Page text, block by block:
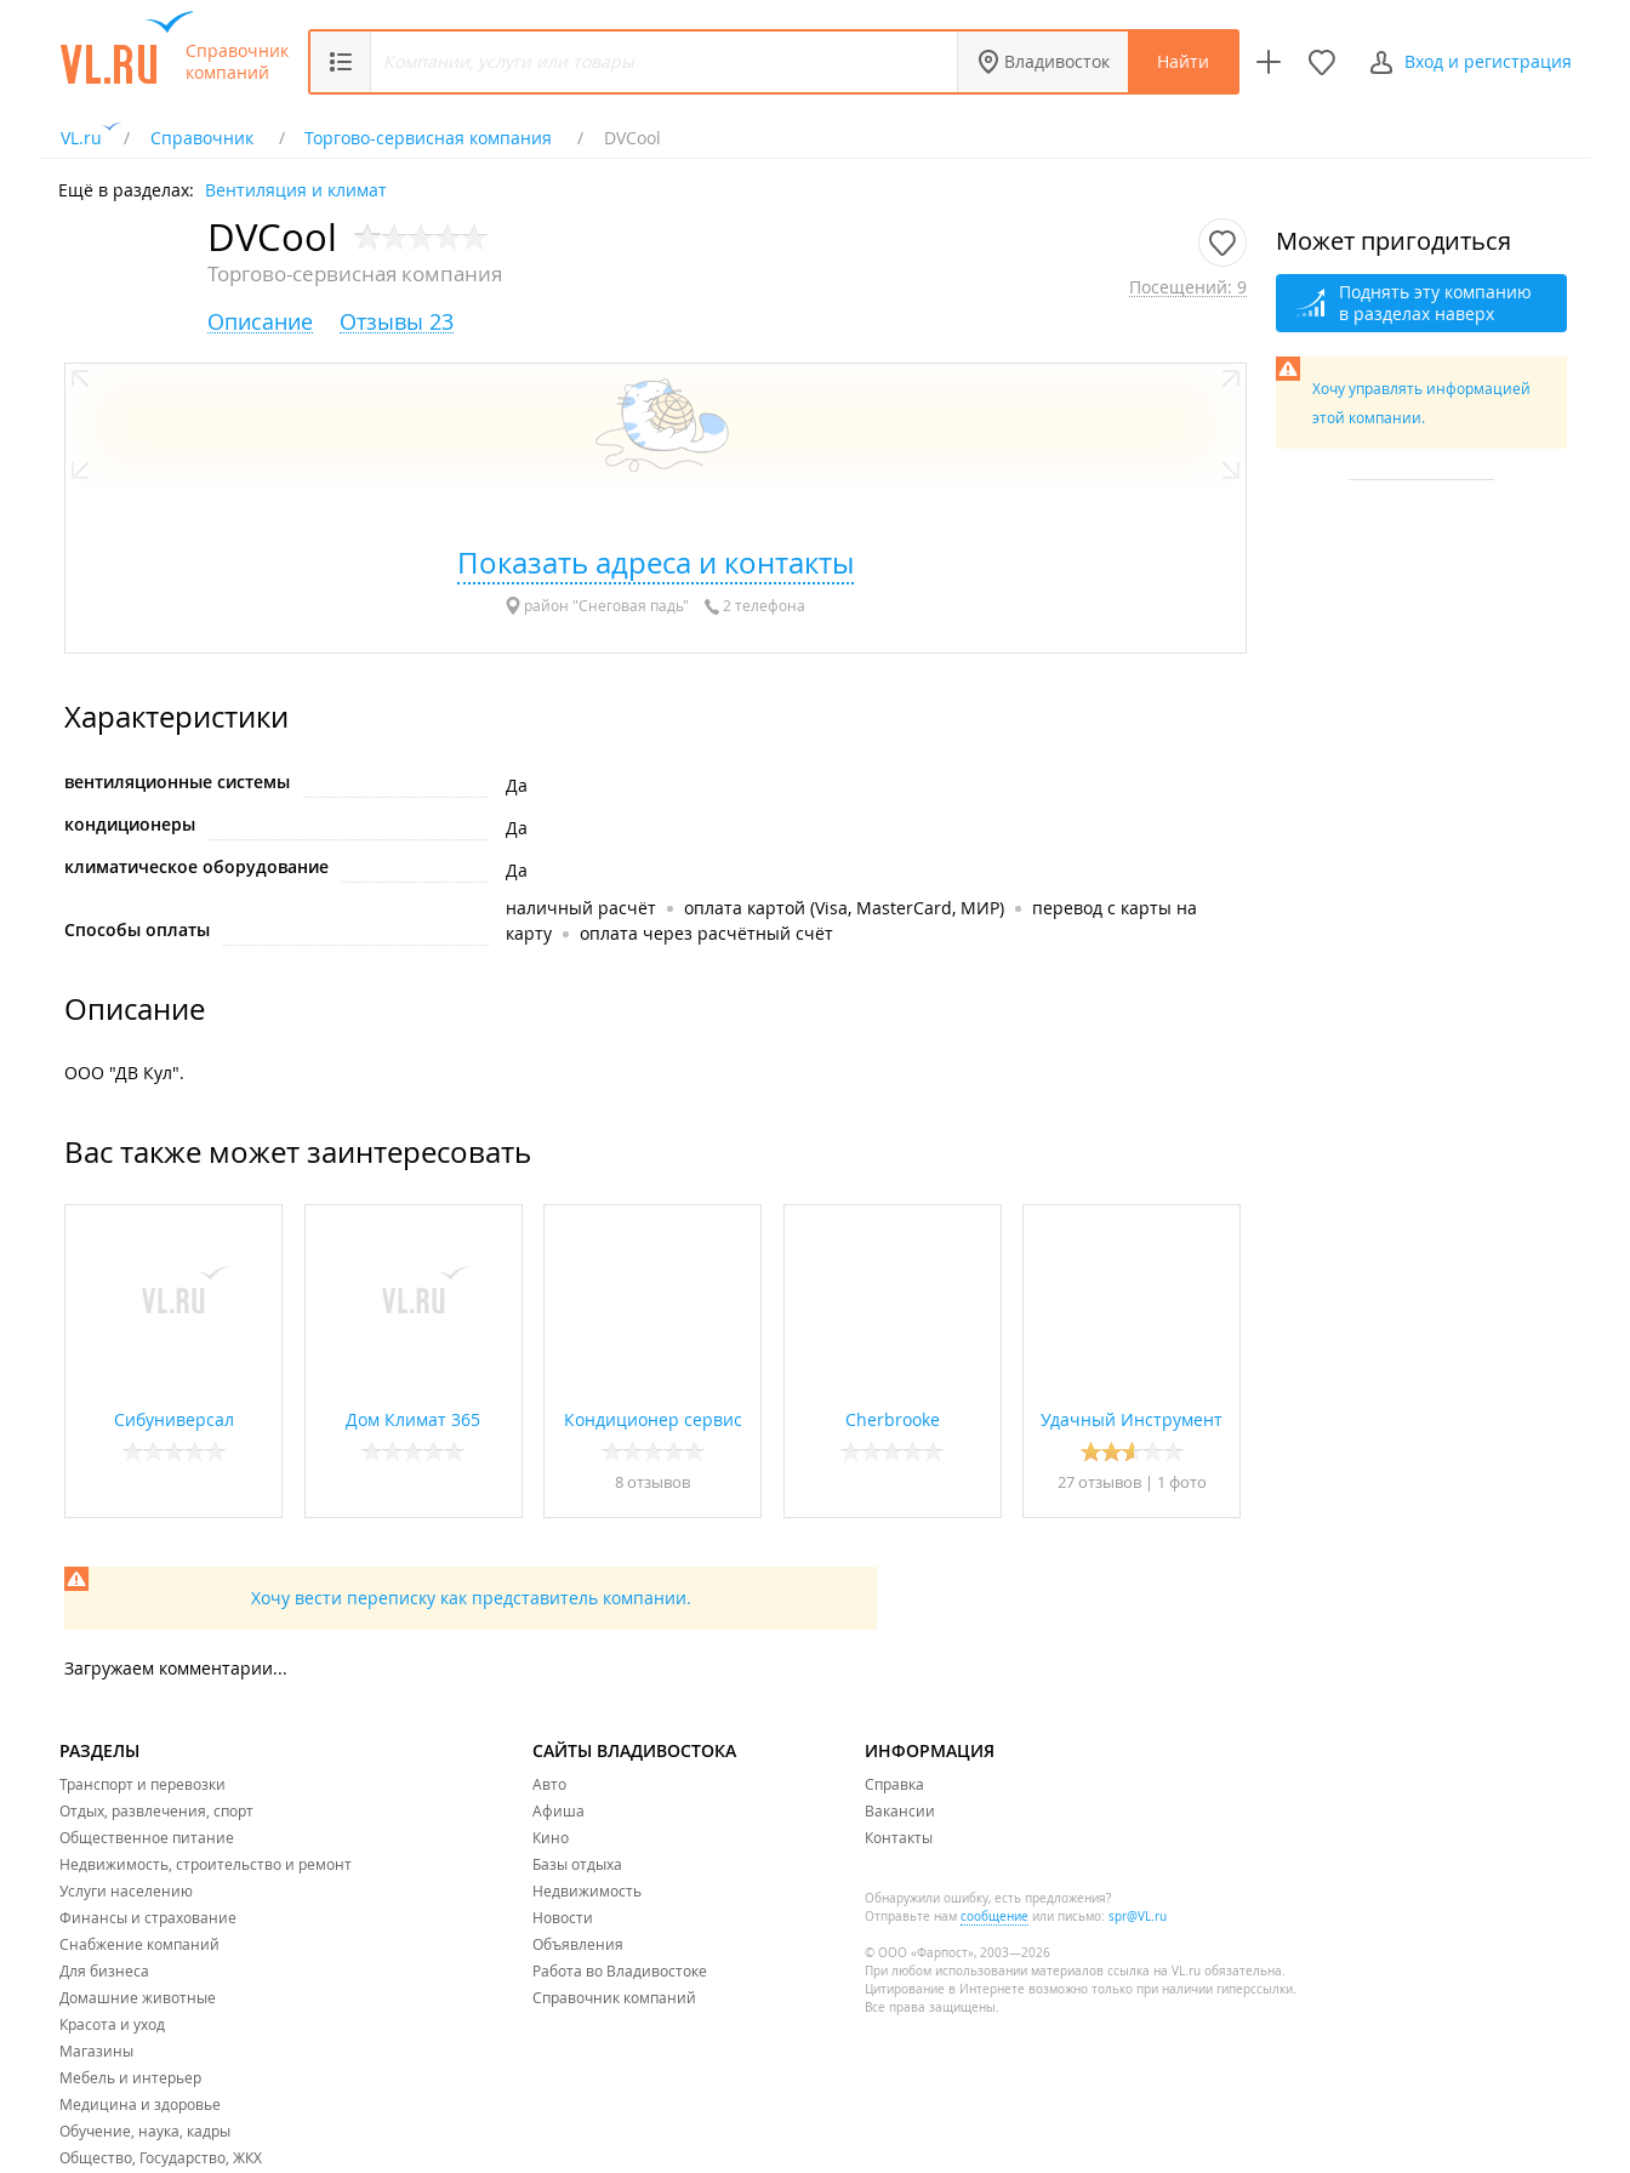
Справочник
компаний
Владивосток Найти Вход и регистрация
VL.ru Справочник Торгово-сервисная компания DVCool
Ещё в разделах: Вентиляция и климат
DVCool
Торгово-сервисная компания Посещений: 9
Описание Отзывы 23
Показать адреса и контакты
район "Снеговая падь" 2 телефона
Характеристики
вентиляционные системы
Да
кондиционеры
Да
климатическое оборудование
Да
Способы оплаты
наличный расчёт оплата картой (Visa, MasterCard, МИР)
перевод с карты на
карту
оплата через расчётный счёт
Описание
ООО "ДВ Кул".
Вас также может заинтересовать
Сибуниверсал Дом Климат 365 Кондиционер сервис
8 отзывов
Cherbrooke Удачный Инструмент
27 отзывов| 1 фото
Хочу вести переписку как представитель компании.
Загружаем комментарии...
Может пригодиться
Поднять эту компанию
в разделах наверх
Хочу управлять информацией
этой компании.
РАЗДЕЛЫ
Транспорт и перевозки
Отдых, развлечения, спорт
Общественное питание
Недвижимость, строительство и ремонт
Услуги населению
Финансы и страхование
Снабжение компаний
Для бизнеса
Домашние животные
Красота и уход
Магазины
Мебель и интерьер
Медицина и здоровье
Обучение, наука, кадры
Общество, Государство, ЖКХ
САЙТЫ ВЛАДИВОСТОКА
Авто
Афиша
Кино
Базы отдыха
Недвижимость
Новости
Объявления
Работа во Владивостоке
Справочник компаний
ИНФОРМАЦИЯ
Справка
Вакансии
Контакты
Обнаружили ошибку, есть предложения?
Отправьте нам сообщение или письмо: spr@VL.ru
© ООО «Фарпост», 2003—2026
При любом использовании материалов ссылка на VL.ru обязательна.
Цитирование в Интернете возможно только при наличии гиперссылки.
Все права защищены.